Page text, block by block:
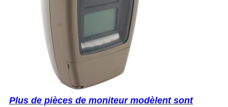
Plus de pièces de moniteur modèlent sont